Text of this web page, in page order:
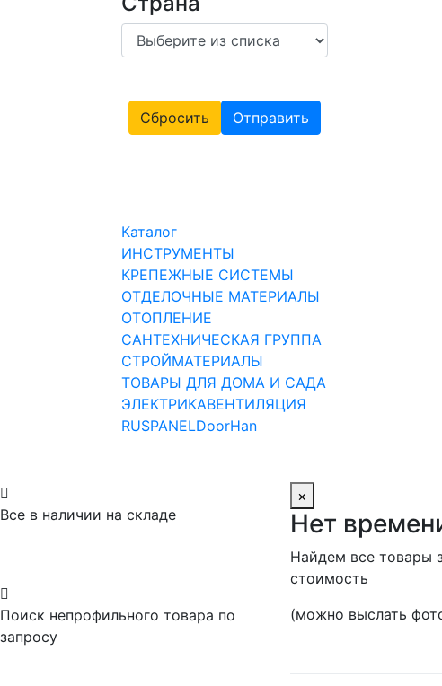
Сбросить Отправить
Каталог
ИНСТРУМЕНТЫ
КРЕПЕЖНЫЕ СИСТЕМЫ
ОТДЕЛОЧНЫЕ МАТЕРИАЛЫ
ОТОПЛЕНИЕ
САНТЕХНИЧЕСКАЯ ГРУППА
СТРОЙМАТЕРИАЛЫ
ТОВАРЫ ДЛЯ ДОМА И САДА
ЭЛЕКТРИКАВЕНТИЛЯЦИЯ
RUSPANELDoorHan

Все в наличии на складе

Поиск непрофильного товара по
запросу
×
Нет
Найдем все товары
стоимость
(можно выслать